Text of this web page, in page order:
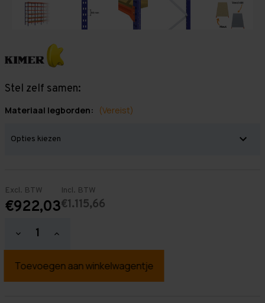
Stel zelf samen:
Materiaal legborden: (Vereist)
Excl. BTW
€922,03
Incl. BTW
€1.115,66
Hoeveelheid
verlagen
Grootvakstelling
mm
Hoeveelheid
verhogen
Grootvakstelling
mm